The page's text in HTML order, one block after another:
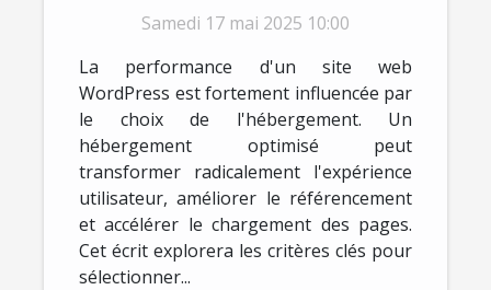
pour améliorer votre
site
Samedi 17 mai 2025 10:00
La performance d'un site web
WordPress est fortement influencée par
le choix de l'hébergement. Un
hébergement optimisé peut
transformer radicalement l'expérience
utilisateur, améliorer le référencement
et accélérer le chargement des pages.
Cet écrit explorera les critères clés pour
sélectionner...